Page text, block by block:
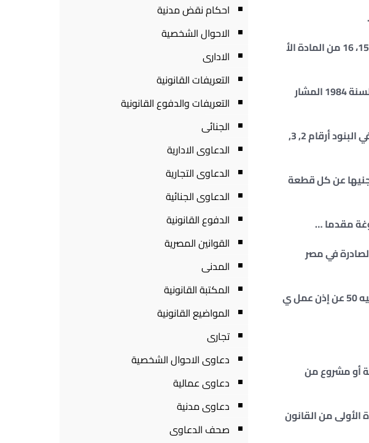
المادة (3) : إذا تخلفت الجهة الملتزمة بتحصيل الرسم المنصوص عليه في البنود أرقام 12، 13، 14، 15، 16 من المادة الأ
المادة (4) : لا يسري الرسم المنصوص عليه في البند الأول من المادة الأولى من القانون رقم 147 لسنة 1984 المشار
المادة (4) : تقوم مصلحة وثائق السفر والهجرة والجنسية بتحصيل رسم التنمية المنصوص عليه في البنود أرقام 2, 3,
(5) : تقوم مديرية الأمن المختصة بتحصيل رسم التنمية على رخص السلاح وذلك بواقع 25 جنيها عن كل قطعة
الصادرة في مصر
المادة (6) : تقوم مصلحة الأمن العام بتحصيل رسم التنمية عن إذن العمل وفقا للفئات الآتية: جنيه 50 عن إذن عمل ي
أو مشروع من
بتحصيل رسم التنمية المنصوص عليه في البند 8 من المادة الأولى من القانون
احكام نقض مدنية
الاحوال الشخصية
الادارى
التعريفات القانونية
التعريفات والدفوع القانونية
الجنائى
الدعاوى الادارية
الدعاوى التجارية
الدعاوى الجنائية
الدفوع القانونية
القوانين المصرية
المدنى
المكتبة القانونية
المواضيع القانونية
تجارى
دعاوى الاحوال الشخصية
دعاوى عمالية
دعاوى مدنية
صحف الدعاوى